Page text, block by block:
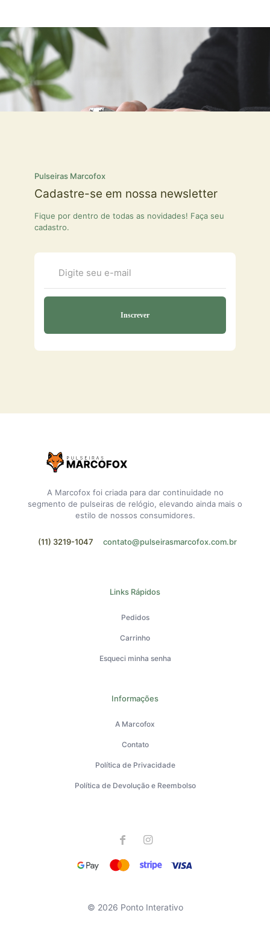
Pulseiras Marcofox
Cadastre-se em nossa newsletter
Fique por dentro de todas as novidades! Faça seu
cadastro.
A Marcofox foi criada para dar continuidade no
segmento de pulseiras de relógio, elevando ainda mais o
estilo de nossos consumidores.
(11) 3219-1047 contato@pulseirasmarcofox.com.br
Links Rápidos
Pedidos
Carrinho
Esqueci minha senha
Informações
A Marcofox
Contato
Política de Privacidade
Política de Devolução e Reembolso
© 2026 Ponto Interativo